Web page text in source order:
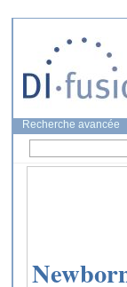
Recherche avancée